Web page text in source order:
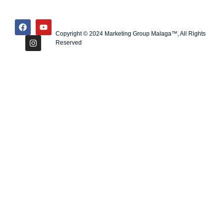
Copyright © 2024 Marketing Group Malaga™, All Rights
Reserved